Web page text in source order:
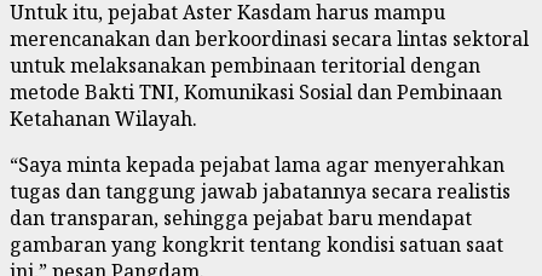
Untuk itu, pejabat Aster Kasdam harus mampu
merencanakan dan berkoordinasi secara lintas sektoral
untuk melaksanakan pembinaan teritorial dengan
metode Bakti TNI, Komunikasi Sosial dan Pembinaan
Ketahanan Wilayah.
“Saya minta kepada pejabat lama agar menyerahkan
tugas dan tanggung jawab jabatannya secara realistis
dan transparan, sehingga pejabat baru mendapat
gambaran yang kongkrit tentang kondisi satuan saat